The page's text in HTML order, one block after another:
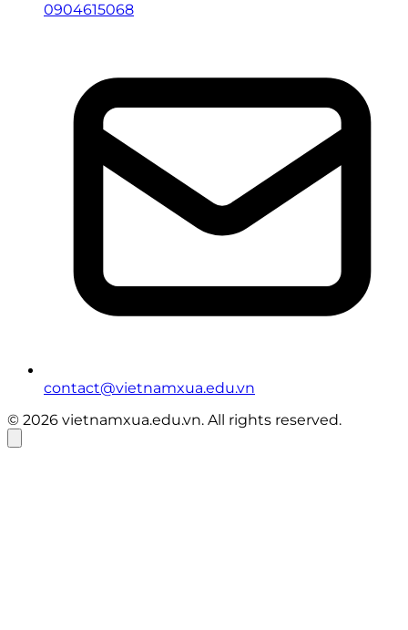
0904615068
contact@vietnamxua.edu.vn
© 2026 vietnamxua.edu.vn. All rights reserved.